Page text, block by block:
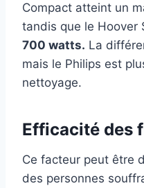
Compact atteint un
tandis que le Hoover
700 watts. La
mais le Philips est
nettoyage.
Efficacité des
Ce facteur peut être
des personnes